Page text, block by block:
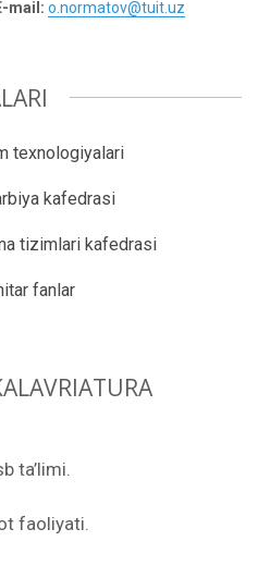
mail: o.normatov@tuit.uz
texnologiyalari
kafedrasi
tizimlari kafedrasi
fanlar
ta’limi.
faoliyati.